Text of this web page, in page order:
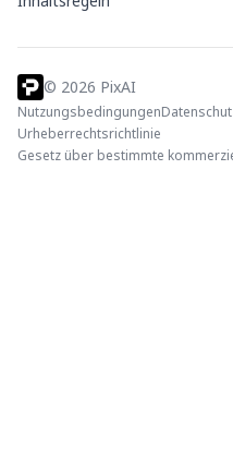
© 2026 PixAI
Nutzungsbedingungen
Urheberrechtsrichtlinie
Gesetz über bestimmte